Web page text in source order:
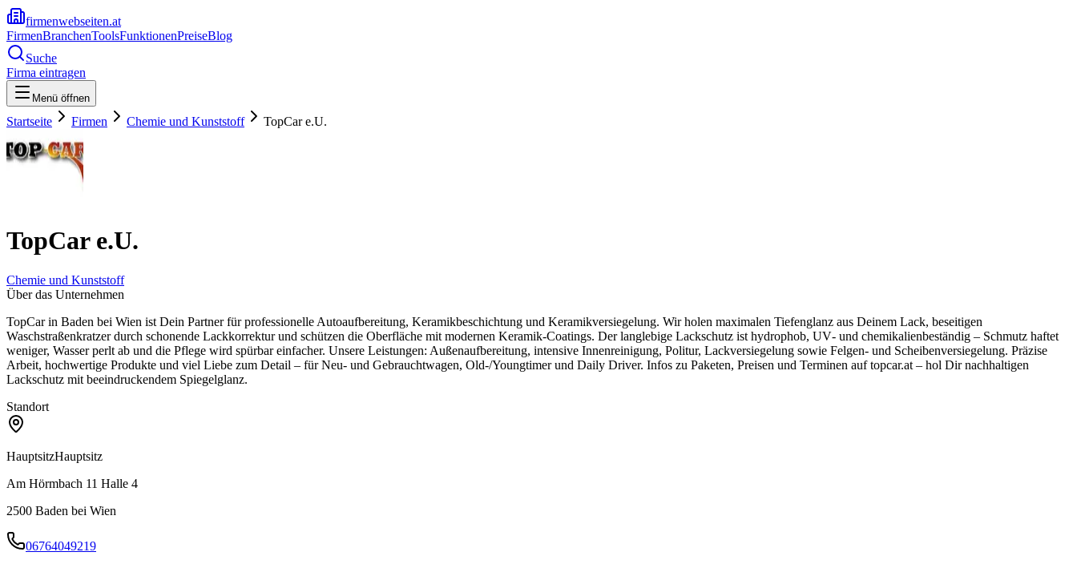
firmenwebseiten.at
FirmenBranchenToolsFunktionenPreiseBlog
Suche
Firma eintragen
Menü öffnen
Startseite Firmen Chemie und Kunststoff TopCar e.U.
TopCar e.U.
Chemie und Kunststoff
Über das Unternehmen
TopCar in Baden bei Wien ist Dein Partner für professionelle Autoaufbereitung, Keramikbeschichtung und Keramikversiegelung. Wir holen maximalen Tiefenglanz aus Deinem Lack, beseitigen
Waschstraßenkratzer durch schonende Lackkorrektur und schützen die Oberfläche mit modernen Keramik‑Coatings. Der langlebige Lackschutz ist hydrophob, UV‑ und chemikalienbeständig – Schmutz haftet
weniger, Wasser perlt ab und die Pflege wird spürbar einfacher. Unsere Leistungen: Außenaufbereitung, intensive Innenreinigung, Politur, Lackversiegelung sowie Felgen‑ und Scheibenversiegelung. Präzise
Arbeit, hochwertige Produkte und viel Liebe zum Detail – für Neu‑ und Gebrauchtwagen, Old‑/Youngtimer und Daily Driver. Infos zu Paketen, Preisen und Terminen auf topcar.at – hol Dir nachhaltigen
Lackschutz mit beeindruckendem Spiegelglanz.
Standort
HauptsitzHauptsitz
Am Hörmbach 11 Halle 4
2500 Baden bei Wien
06764049219